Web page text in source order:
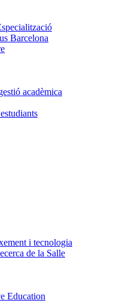
Barcelona
acadèmica
i tecnologia
de la Salle
Education